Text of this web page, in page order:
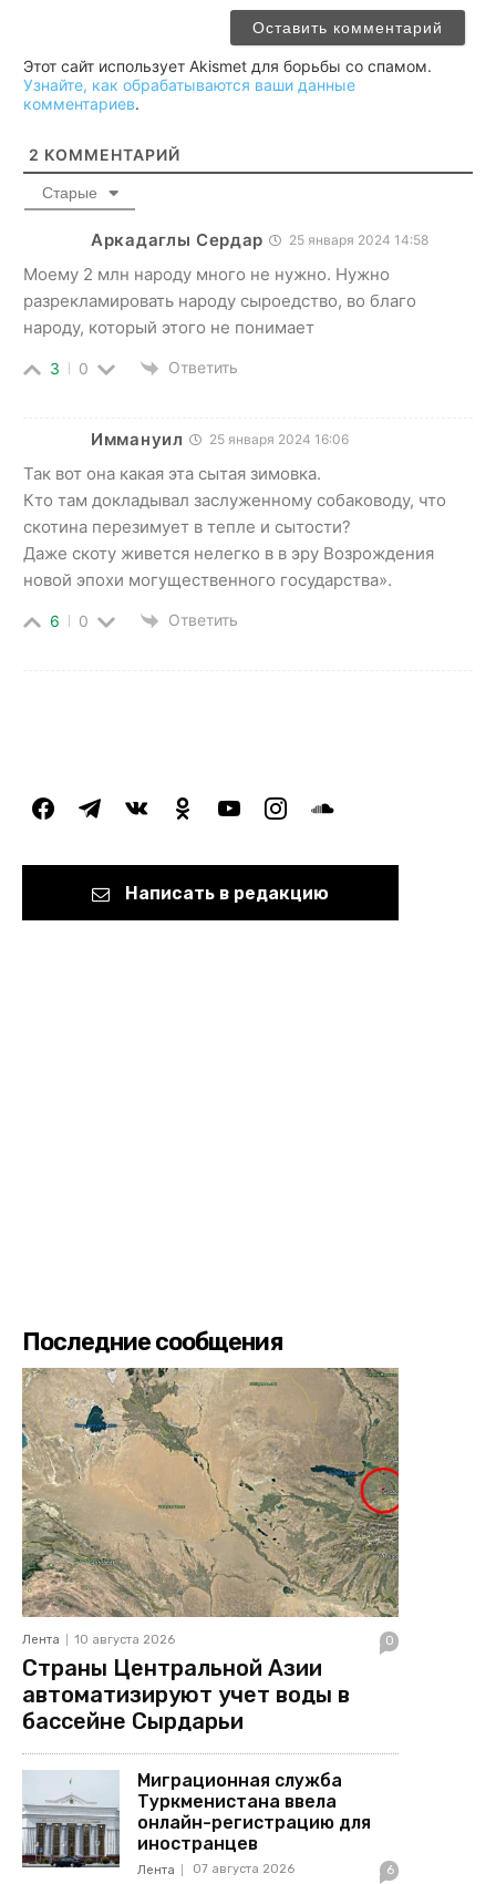
Этот сайт использует Akismet для борьбы со спамом.
Узнайте, как обрабатываются ваши данные
комментариев.
2 КОММЕНТАРИЙ
Старые
Аркадаглы Сердар 25 января 2024 14:58
Моему 2 млн народу много не нужно. Нужно
разрекламировать народу сыроедство, во благо
народу, который этого не понимает
3 0 Ответить
Иммануил 25 января 2024 16:06
Так вот она какая эта сытая зимовка.
Кто там докладывал заслуженному собаководу, что
скотина перезимует в тепле и сытости?
Даже скоту живется нелегко в в эру Возрождения
новой эпохи могущественного государства».
6 0 Ответить
facebooktelegramvkontakteodnoklassniki
youtubeinstagramsoundcloud
Написать в редакцию
Последние сообщения
Лента 10 августа 2026 0
Страны Центральной Азии
автоматизируют учет воды в
бассейне Сырдарьи
Миграционная служба
Туркменистана ввела
онлайн-регистрацию для
иностранцев
Лента 07 августа 2026 6